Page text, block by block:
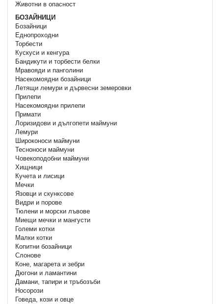
Животни в опасност
БОЗАЙНИЦИ
Бозайници
Еднопроходни
Торбести
Кускуси и кенгура
Бандикути и торбести белки
Мравояди и панголини
Насекомоядни бозайници
Летящи лемури и дървесни земеровки
Прилепи
Насекомоядни прилепи
Примати
Лоризидови и дългопети маймуни
Лемури
Широконоси маймуни
Тесноноси маймуни
Човекоподобни маймуни
Хищници
Кучета и лисици
Мечки
Язовци и скунксове
Видри и порове
Тюлени и морски лъвове
Миещи мечки и мангусти
Големи котки
Малки котки
Копитни бозайници
Слонове
Коне, магарета и зебри
Дюгони и ламантини
Дамани, тапири и тръбозъби
Носорози
Говеда, кози и овце